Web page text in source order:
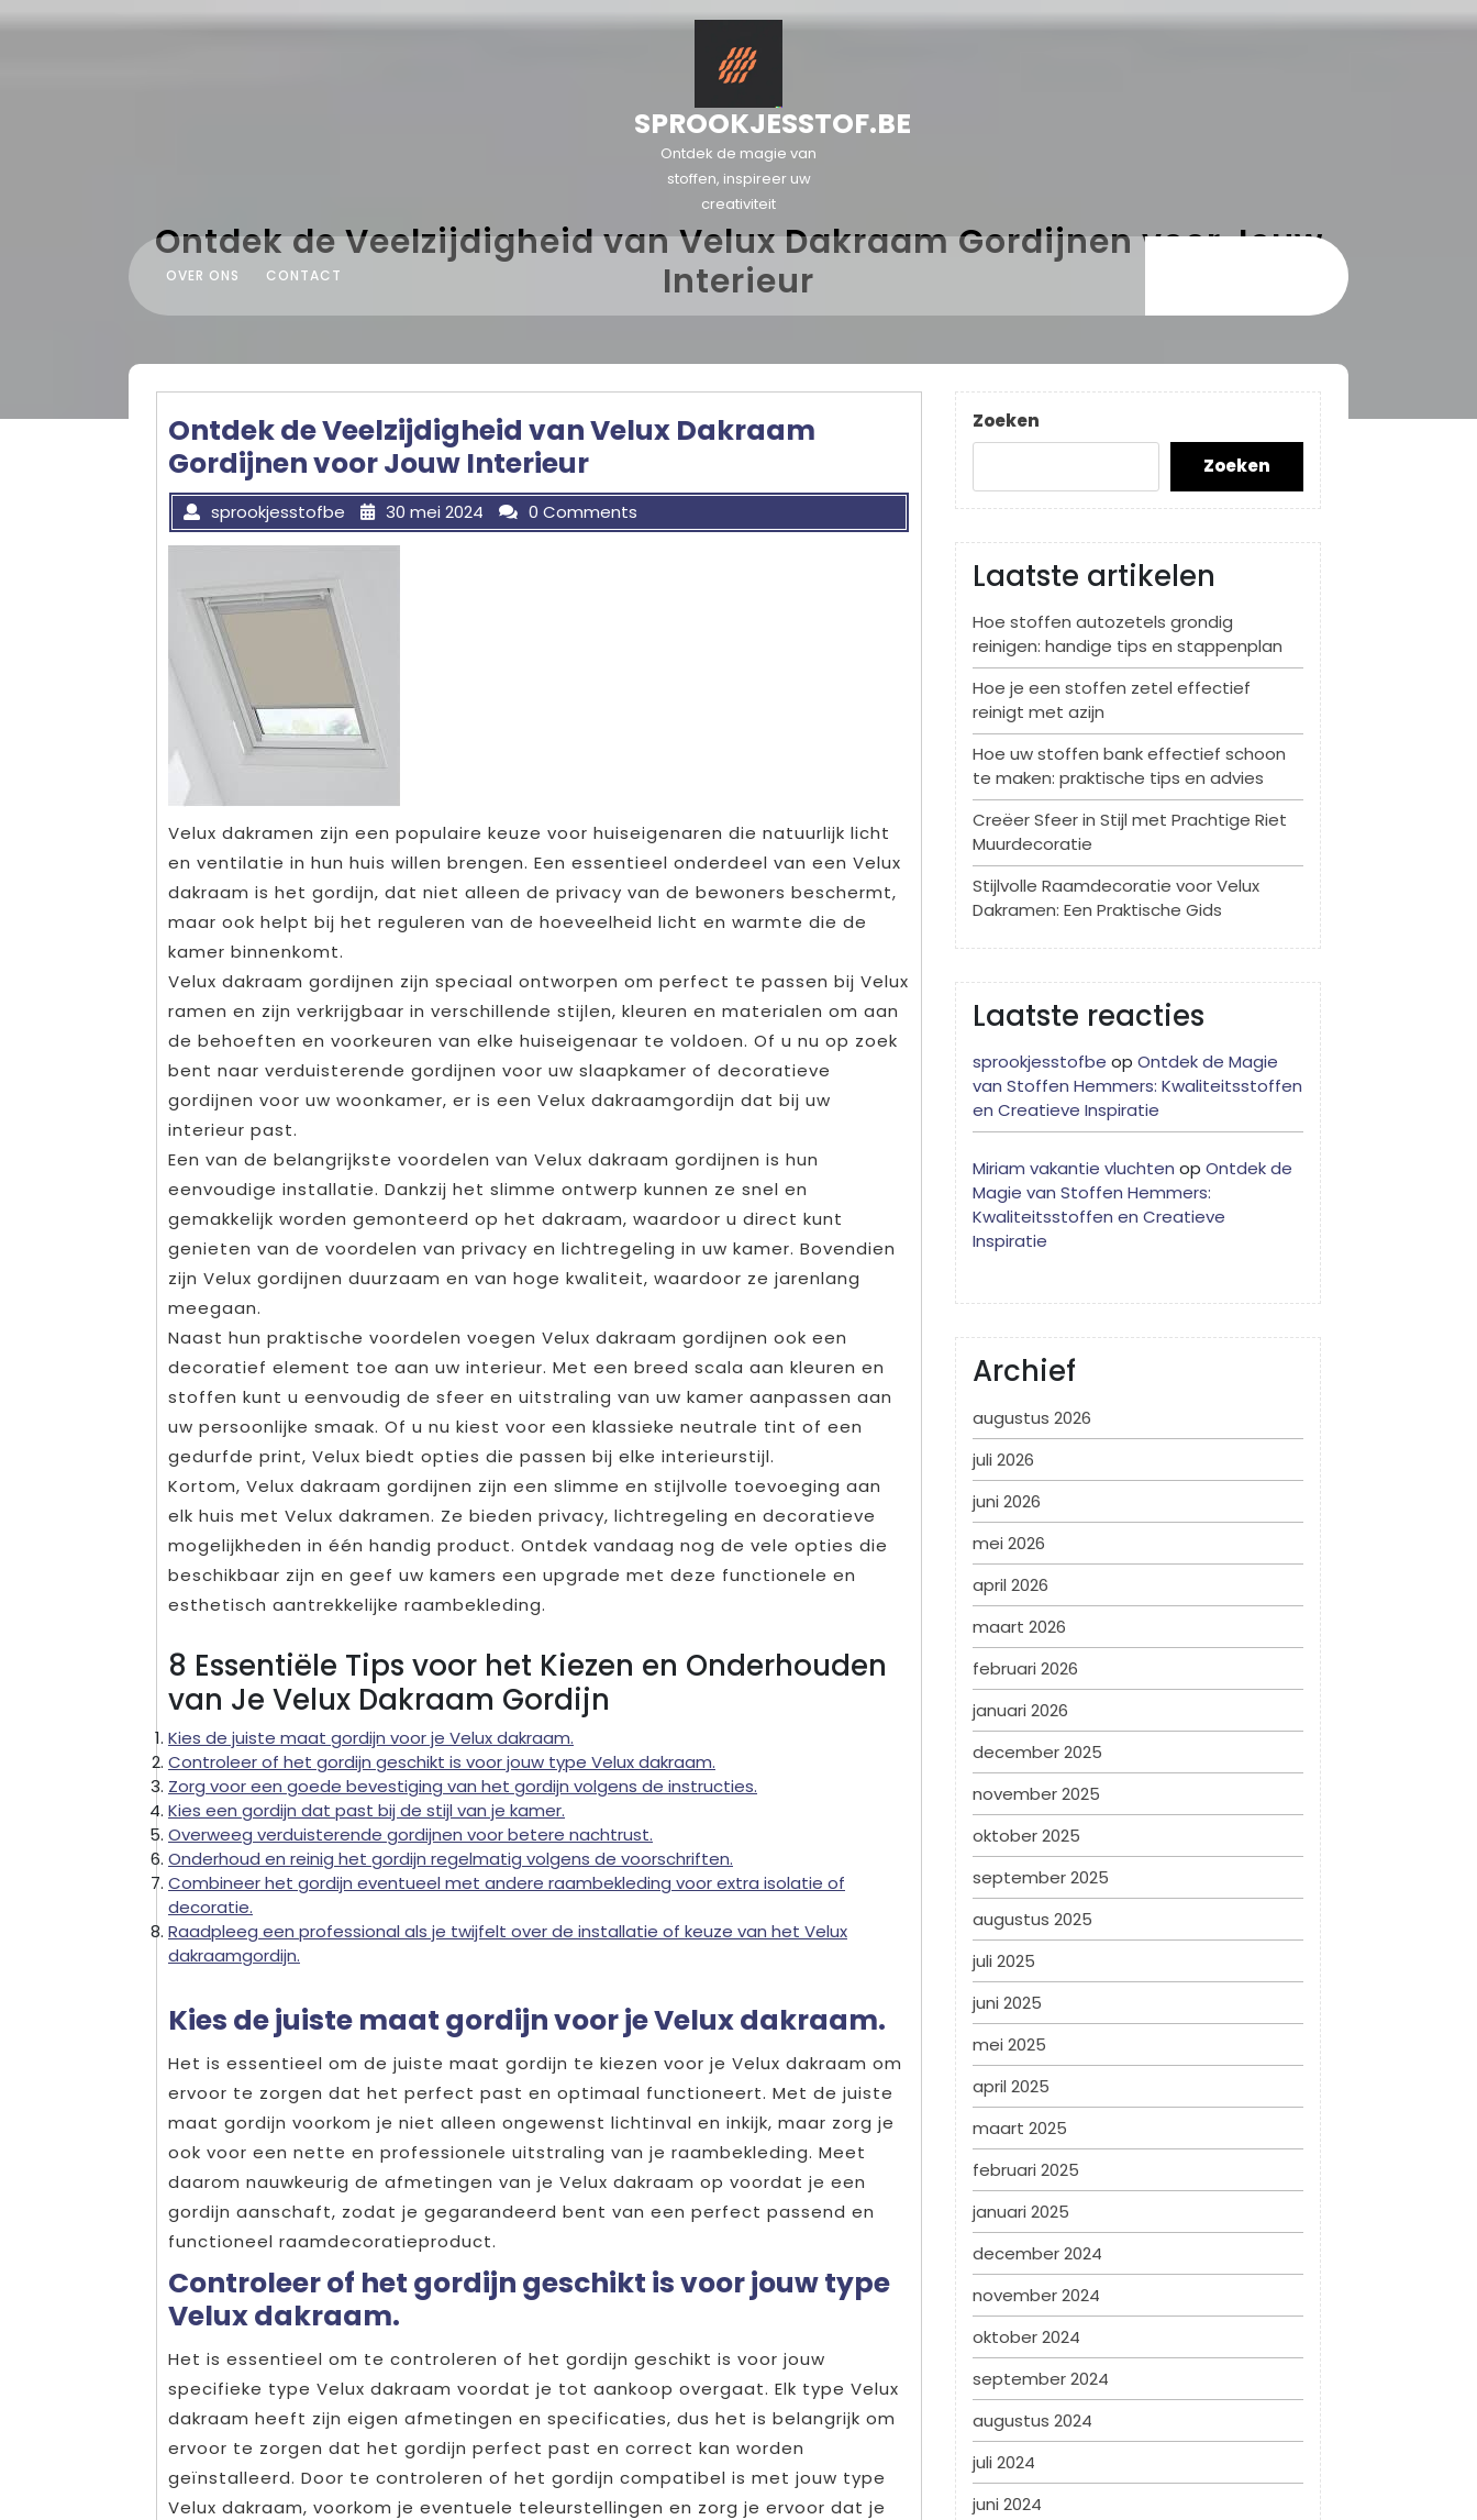
SPROOKJESSTOF.BE
Ontdek de magie van
stoffen, inspireer uw
creativiteit
OVER ONS CONTACT
Ontdek de Veelzijdigheid van Velux Dakraam Gordijnen voor Jouw
Interieur
Ontdek de Veelzijdigheid van Velux Dakraam
Gordijnen voor Jouw Interieur
sprookjesstofbe 30 mei 2024 0 Comments
Velux dakramen zijn een populaire keuze voor huiseigenaren die natuurlijk licht
en ventilatie in hun huis willen brengen. Een essentieel onderdeel van een Velux
dakraam is het gordijn, dat niet alleen de privacy van de bewoners beschermt,
maar ook helpt bij het reguleren van de hoeveelheid licht en warmte die de
kamer binnenkomt.
Velux dakraam gordijnen zijn speciaal ontworpen om perfect te passen bij Velux
ramen en zijn verkrijgbaar in verschillende stijlen, kleuren en materialen om aan
de behoeften en voorkeuren van elke huiseigenaar te voldoen. Of u nu op zoek
bent naar verduisterende gordijnen voor uw slaapkamer of decoratieve
gordijnen voor uw woonkamer, er is een Velux dakraamgordijn dat bij uw
interieur past.
Een van de belangrijkste voordelen van Velux dakraam gordijnen is hun
eenvoudige installatie. Dankzij het slimme ontwerp kunnen ze snel en
gemakkelijk worden gemonteerd op het dakraam, waardoor u direct kunt
genieten van de voordelen van privacy en lichtregeling in uw kamer. Bovendien
zijn Velux gordijnen duurzaam en van hoge kwaliteit, waardoor ze jarenlang
meegaan.
Naast hun praktische voordelen voegen Velux dakraam gordijnen ook een
decoratief element toe aan uw interieur. Met een breed scala aan kleuren en
stoffen kunt u eenvoudig de sfeer en uitstraling van uw kamer aanpassen aan
uw persoonlijke smaak. Of u nu kiest voor een klassieke neutrale tint of een
gedurfde print, Velux biedt opties die passen bij elke interieurstijl.
Kortom, Velux dakraam gordijnen zijn een slimme en stijlvolle toevoeging aan
elk huis met Velux dakramen. Ze bieden privacy, lichtregeling en decoratieve
mogelijkheden in één handig product. Ontdek vandaag nog de vele opties die
beschikbaar zijn en geef uw kamers een upgrade met deze functionele en
esthetisch aantrekkelijke raambekleding.
8 Essentiële Tips voor het Kiezen en Onderhouden
van Je Velux Dakraam Gordijn
Kies de juiste maat gordijn voor je Velux dakraam.
Controleer of het gordijn geschikt is voor jouw type Velux dakraam.
Zorg voor een goede bevestiging van het gordijn volgens de instructies.
Kies een gordijn dat past bij de stijl van je kamer.
Overweeg verduisterende gordijnen voor betere nachtrust.
Onderhoud en reinig het gordijn regelmatig volgens de voorschriften.
Combineer het gordijn eventueel met andere raambekleding voor extra isolatie of
decoratie.
Raadpleeg een professional als je twijfelt over de installatie of keuze van het Velux
dakraamgordijn.
Kies de juiste maat gordijn voor je Velux dakraam.
Het is essentieel om de juiste maat gordijn te kiezen voor je Velux dakraam om
ervoor te zorgen dat het perfect past en optimaal functioneert. Met de juiste
maat gordijn voorkom je niet alleen ongewenst lichtinval en inkijk, maar zorg je
ook voor een nette en professionele uitstraling van je raambekleding. Meet
daarom nauwkeurig de afmetingen van je Velux dakraam op voordat je een
gordijn aanschaft, zodat je gegarandeerd bent van een perfect passend en
functioneel raamdecoratieproduct.
Controleer of het gordijn geschikt is voor jouw type
Velux dakraam.
Het is essentieel om te controleren of het gordijn geschikt is voor jouw
specifieke type Velux dakraam voordat je tot aankoop overgaat. Elk type Velux
dakraam heeft zijn eigen afmetingen en specificaties, dus het is belangrijk om
ervoor te zorgen dat het gordijn perfect past en correct kan worden
geïnstalleerd. Door te controleren of het gordijn compatibel is met jouw type
Velux dakraam, voorkom je eventuele teleurstellingen en zorg je ervoor dat je
Zoeken
Zoeken
Laatste artikelen
Hoe stoffen autozetels grondig
reinigen: handige tips en stappenplan
Hoe je een stoffen zetel effectief
reinigt met azijn
Hoe uw stoffen bank effectief schoon
te maken: praktische tips en advies
Creëer Sfeer in Stijl met Prachtige Riet
Muurdecoratie
Stijlvolle Raamdecoratie voor Velux
Dakramen: Een Praktische Gids
Laatste reacties
sprookjesstofbe op Ontdek de Magie
van Stoffen Hemmers: Kwaliteitsstoffen
en Creatieve Inspiratie
Miriam vakantie vluchten op Ontdek de
Magie van Stoffen Hemmers:
Kwaliteitsstoffen en Creatieve
Inspiratie
Archief
augustus 2026
juli 2026
juni 2026
mei 2026
april 2026
maart 2026
februari 2026
januari 2026
december 2025
november 2025
oktober 2025
september 2025
augustus 2025
juli 2025
juni 2025
mei 2025
april 2025
maart 2025
februari 2025
januari 2025
december 2024
november 2024
oktober 2024
september 2024
augustus 2024
juli 2024
juni 2024